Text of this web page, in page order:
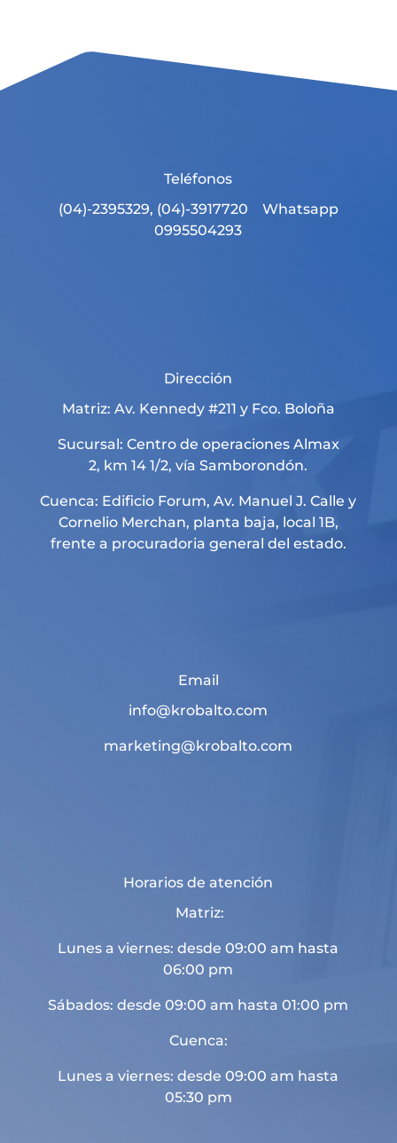
Teléfonos
(04)-2395329, (04)-3917720 Whatsapp
0995504293
Dirección
Matriz: Av. Kennedy #211 y Fco. Boloña
Sucursal: Centro de operaciones Almax
2, km 14 1/2, vía Samborondón.
Cuenca: Edificio Forum, Av. Manuel J. Calle y
Cornelio Merchan, planta baja, local 1B,
frente a procuradoria general del estado.
Email
info@krobalto.com
marketing@krobalto.com
Horarios de atención
Matriz:
Lunes a viernes: desde 09:00 am hasta
06:00 pm
Sábados: desde 09:00 am hasta 01:00 pm
Cuenca:
Lunes a viernes: desde 09:00 am hasta
05:30 pm